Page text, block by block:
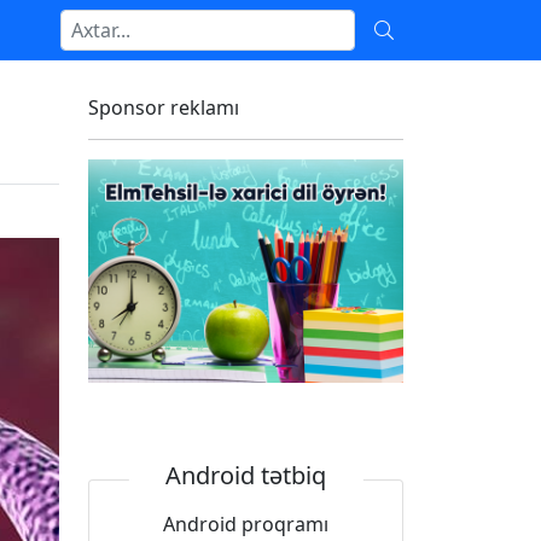
Sponsor reklamı
Android tətbiq
Android proqramı